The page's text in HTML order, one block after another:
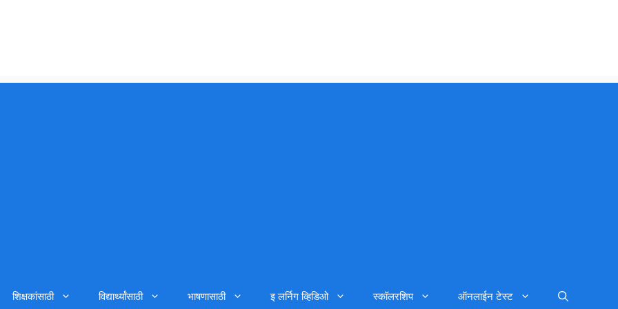
शिक्षकांसाठी विद्यार्थ्यांसाठी भाषणासाठी इ लर्निग व्हिडिओ स्कॉलरशिप ऑनलाईन टेस्ट